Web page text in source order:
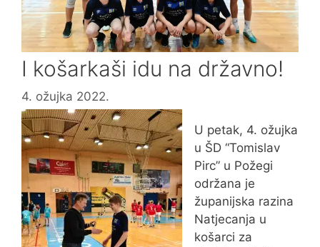
I košarkaši idu na državno!
4. ožujka 2022.
U petak, 4. ožujka
u ŠD “Tomislav
Pirc” u Požegi
održana je
županijska razina
Natjecanja u
košarci za